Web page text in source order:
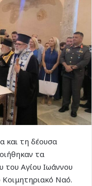
και τη δέουσα
τα
του Αγίου Ιωάννου
Ναό.